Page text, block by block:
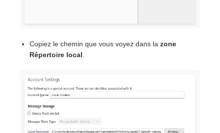
Copiez le chemin que vous voyez dans la zone
Répertoire local